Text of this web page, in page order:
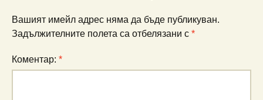
Вашият имейл адрес няма да бъде публикуван.
Задължителните полета са отбелязани с *
Коментар: *